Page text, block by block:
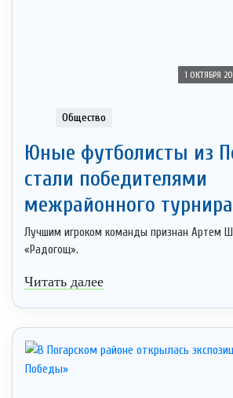
1 ОКТЯБРЯ
Общество
Юные футболисты из
стали победителями
межрайонного турнира
Лучшим игроком команды признан Артем
«Радогощ».
Читать далее